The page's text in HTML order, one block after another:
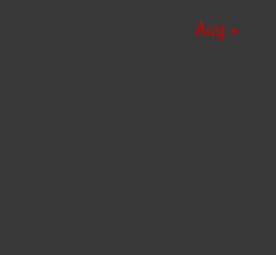
Aug »